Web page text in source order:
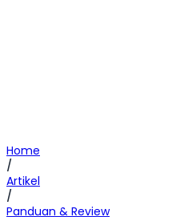
Home
/
Artikel
/
Panduan & Review